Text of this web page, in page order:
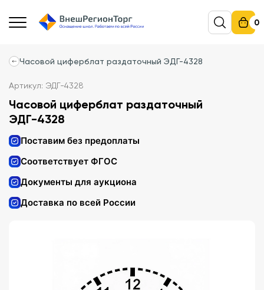
0
Часовой циферблат раздаточный ЭДГ-4328
Артикул: ЭДГ-4328
Часовой циферблат раздаточный
ЭДГ-4328
Поставим без предоплаты
Соответствует ФГОС
Документы для аукциона
Доставка по всей России